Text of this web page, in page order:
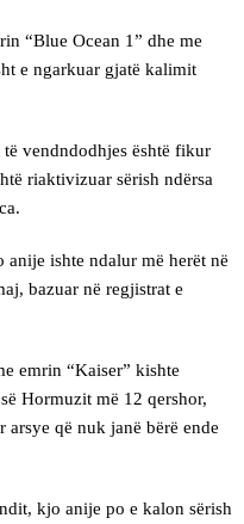
“Blue Ocean 1” dhe me
e ngarkuar gjatë kalimit
vendndodhjes është fikur
riaktivizuar sërish ndërsa
ishte ndalur më herët në
bazuar në regjistrat e
emrin “Kaiser” kishte
Hormuzit më 12 qershor,
arsye që nuk janë bërë ende
kjo anije po e kalon sërish